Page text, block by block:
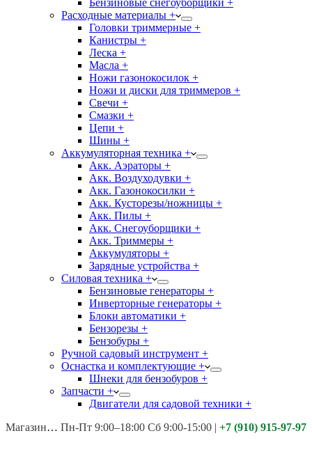
Бензиновые снегоуборщики +
Расходные материалы +
Головки триммерные +
Канистры +
Леска +
Масла +
Ножи газонокосилок +
Ножи и диски для триммеров +
Свечи +
Смазки +
Цепи +
Шины +
Аккумуляторная техника +
Акк. Аэраторы +
Акк. Воздуходувки +
Акк. Газонокосилки +
Акк. Кусторезы/ножницы +
Акк. Пилы +
Акк. Снегоуборщики +
Акк. Триммеры +
Аккумуляторы +
Зарядные устройства +
Силовая техника +
Бензиновые генераторы +
Инверторные генераторы +
Блоки автоматики +
Бензорезы +
Бензобуры +
Ручной садовый инструмент +
Оснастка и комплектующие +
Шнеки для бензобуров +
Запчасти +
Двигатели для садовой техники +
Магазины: Калуга ул. Московская д.113
Пн-Пт 9:00–18:00 Сб 9:00-15:00 | +7 (910) 915-97-97